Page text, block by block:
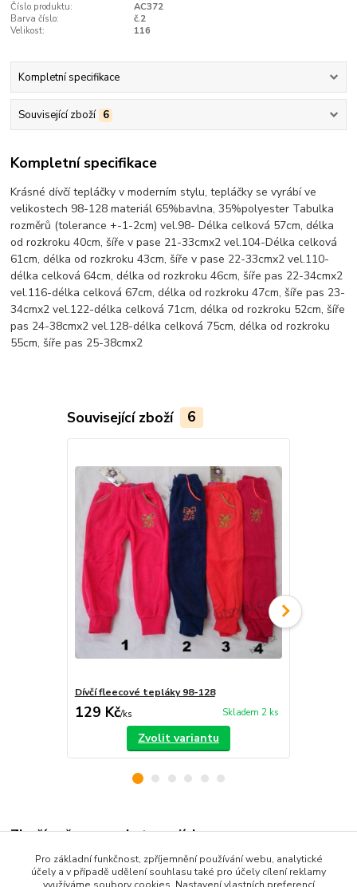
Číslo produktu:
AC372
Barva číslo:
č.2
Velikost:
116
Kompletní specifikace
Související zboží 6
Kompletní specifikace
Krásné dívčí tepláčky v moderním stylu, tepláčky se vyrábí ve
velikostech 98-128 materiál 65%bavlna, 35%polyester Tabulka
rozměrů (tolerance +-1-2cm) vel.98- Délka celková 57cm, délka
od rozkroku 40cm, šíře v pase 21-33cmx2 vel.104-Délka celková
61cm, délka od rozkroku 43cm, šíře v pase 22-33cmx2 vel.110-
délka celková 64cm, délka od rozkroku 46cm, šíře pas 22-34cmx2
vel.116-délka celková 67cm, délka od rozkroku 47cm, šíře pas 23-
34cmx2 vel.122-délka celková 71cm, délka od rozkroku 52cm, šíře
pas 24-38cmx2 vel.128-délka celková 75cm, délka od rozkroku
55cm, šíře pas 25-38cmx2
Související zboží 6
Dívčí fleecové tepláky 98-128
129 Kč/ks Skladem 2 ks
Zvolit variantu
Zboží zařazeno v kategoriích
Dětské oblečení
Pro základní funkčnost, zpříjemnění používání webu, analytické
účely a v případě udělení souhlasu také pro účely cílení reklamy